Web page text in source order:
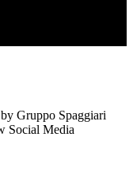
Gruppo Spaggiari
Social Media